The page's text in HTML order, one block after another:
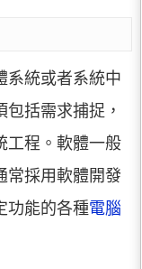
系統或者系統中
括需求捕捉，
工程。軟體一般
常採用軟體開發
功能的各種電腦